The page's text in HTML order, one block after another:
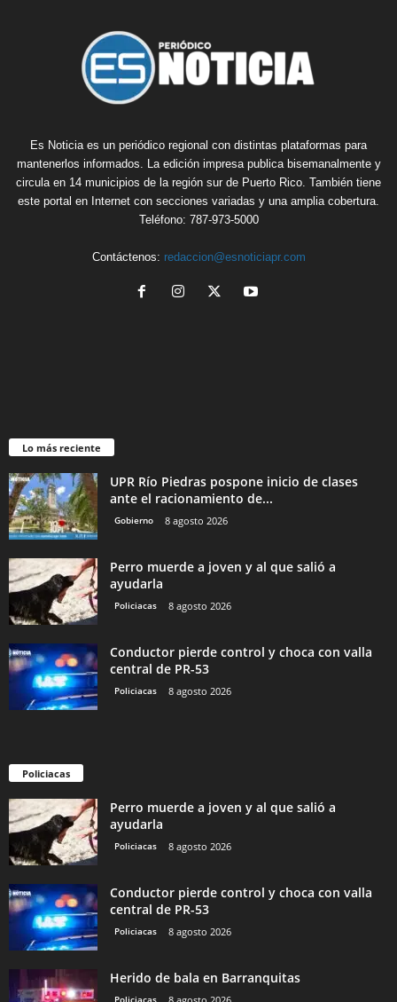
Es Noticia es un periódico regional con distintas plataformas para
mantenerlos informados. La edición impresa publica bisemanalmente y
circula en 14 municipios de la región sur de Puerto Rico. También tiene
este portal en Internet con secciones variadas y una amplia cobertura.
Teléfono: 787-973-5000
Contáctenos: redaccion@esnoticiapr.com
Lo más reciente
UPR Río Piedras pospone inicio de clases
ante el racionamiento de...
Gobierno 8 agosto 2026
Perro muerde a joven y al que salió a
ayudarla
Policiacas 8 agosto 2026
Conductor pierde control y choca con valla
central de PR-53
Policiacas 8 agosto 2026
Policiacas
Perro muerde a joven y al que salió a
ayudarla
Policiacas 8 agosto 2026
Conductor pierde control y choca con valla
central de PR-53
Policiacas 8 agosto 2026
Herido de bala en Barranquitas